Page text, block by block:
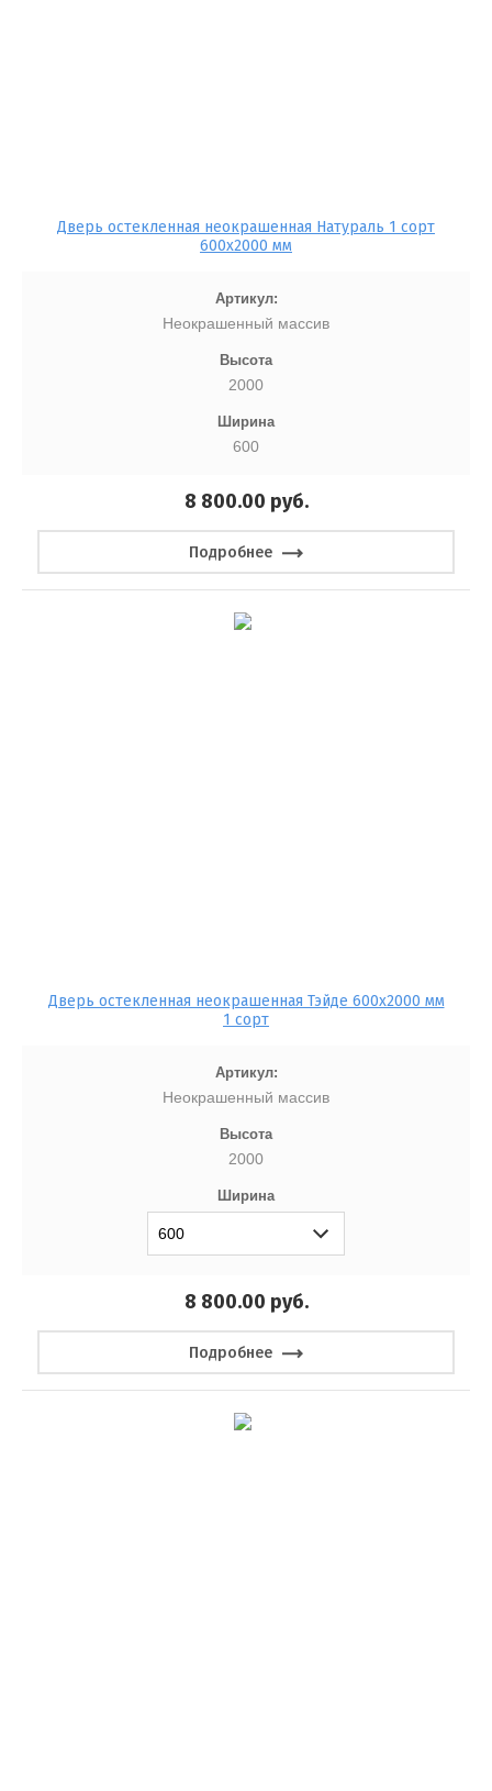
Дверь остекленная неокрашенная Натураль 1 сорт
600х2000 мм
Артикул:
Неокрашенный массив
Высота
2000
Ширина
600
8 800.00 руб.
Подробнее
Дверь остекленная неокрашенная Тэйде 600x2000 мм
1 сорт
Артикул:
Неокрашенный массив
Высота
2000
Ширина
8 800.00 руб.
Подробнее